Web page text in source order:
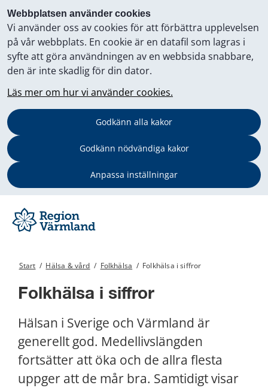
Webbplatsen använder cookies
Vi använder oss av cookies för att förbättra upplevelsen
på vår webbplats. En cookie är en datafil som lagras i
syfte att göra användningen av en webbsida snabbare,
den är inte skadlig för din dator.
Läs mer om hur vi använder cookies.
Godkänn alla kakor
Godkänn nödvändiga kakor
Anpassa inställningar
Start / Hälsa & vård / Folkhälsa / Folkhälsa i siffror
Folkhälsa i siffror
Hälsan i Sverige och Värmland är
generellt god. Medellivslängden
fortsätter att öka och de allra flesta
uppger att de mår bra. Samtidigt visar